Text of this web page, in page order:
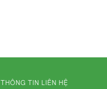
THÔNG TIN LIÊN HỆ